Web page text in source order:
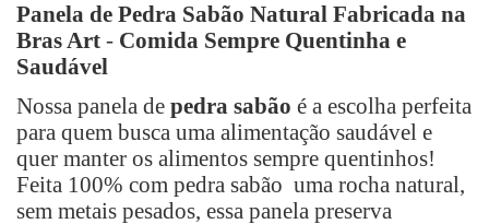
Panela de Pedra Sabão Natural Fabricada na
Bras Art - Comida Sempre Quentinha e
Saudável
Nossa panela de pedra sabão é a escolha perfeita
para quem busca uma alimentação saudável e
quer manter os alimentos sempre quentinhos!
Feita 100% com pedra sabão uma rocha natural,
sem metais pesados, essa panela preserva